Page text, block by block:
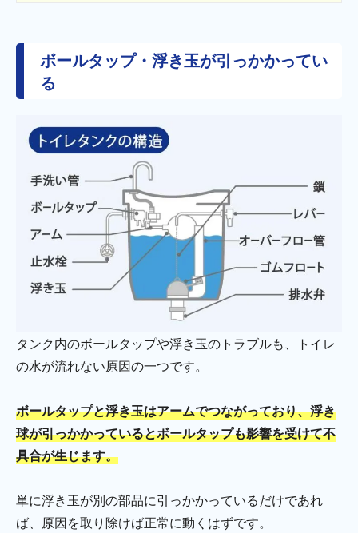
ボールタップ・浮き玉が引っかかってい
る
タンク内のボールタップや浮き玉のトラブルも、トイレ
の水が流れない原因の一つです。
ボールタップと浮き玉はアームでつながっており、浮き
球が引っかかっているとボールタップも影響を受けて不
具合が生じます。
単に浮き玉が別の部品に引っかかっているだけであれ
ば、原因を取り除けば正常に動くはずです。